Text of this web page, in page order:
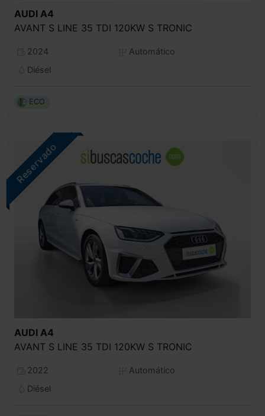
AUDI A4
AVANT S LINE 35 TDI 120KW S TRONIC
2024
Automático
Diésel
ECO
AUDI A4
AVANT S LINE 35 TDI 120KW S TRONIC
2022
Automático
Diésel